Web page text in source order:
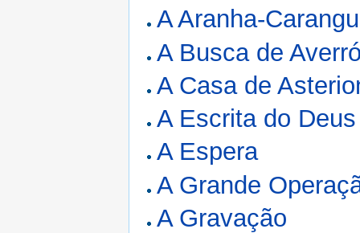
A Aranha-
A Busca de
A Casa de
A Escrita do Deus
A Espera
A Grande
A Gravação